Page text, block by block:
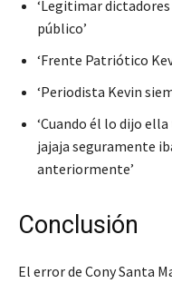
‘Legitimar
público’
‘Frente Patriótico
‘Periodista Kevin
‘Cuando él lo dijo
jajaja seguramente
anteriormente’
Conclusión
El error de Cony Santa